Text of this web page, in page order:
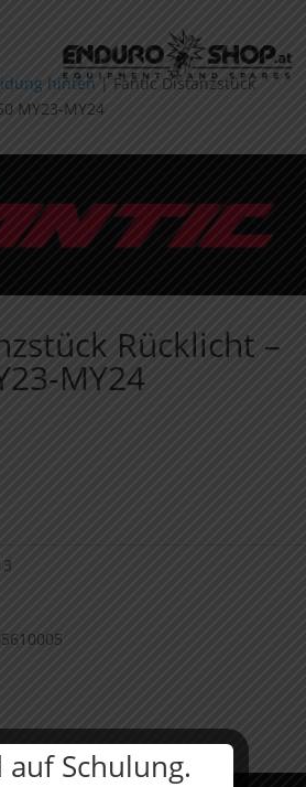
hinten |Fantic Distanzstück
MY23-MY24
Rücklicht –
MY24
Schulung.